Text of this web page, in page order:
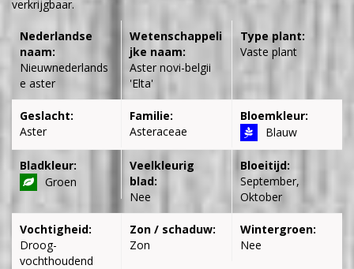
verkrijgbaar.
Nederlandse
naam:
Nieuwnederlands
e aster
Wetenschappeli
jke naam:
Aster novi-belgii
'Elta'
Type plant:
Vaste plant
Geslacht:
Aster
Familie:
Asteraceae
Bloemkleur:
Blauw
Bladkleur:
Groen
Veelkleurig
blad:
Nee
Bloeitijd:
September,
Oktober
Vochtigheid:
Droog-
vochthoudend
Zon / schaduw:
Zon
Wintergroen:
Nee